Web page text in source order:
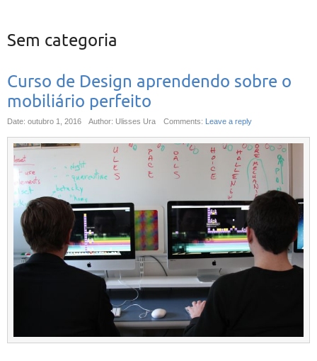
Sem categoria
Curso de Design aprendendo sobre o
mobiliário perfeito
Date: outubro 1, 2016 Author: Ulisses Ura Comments: Leave a reply